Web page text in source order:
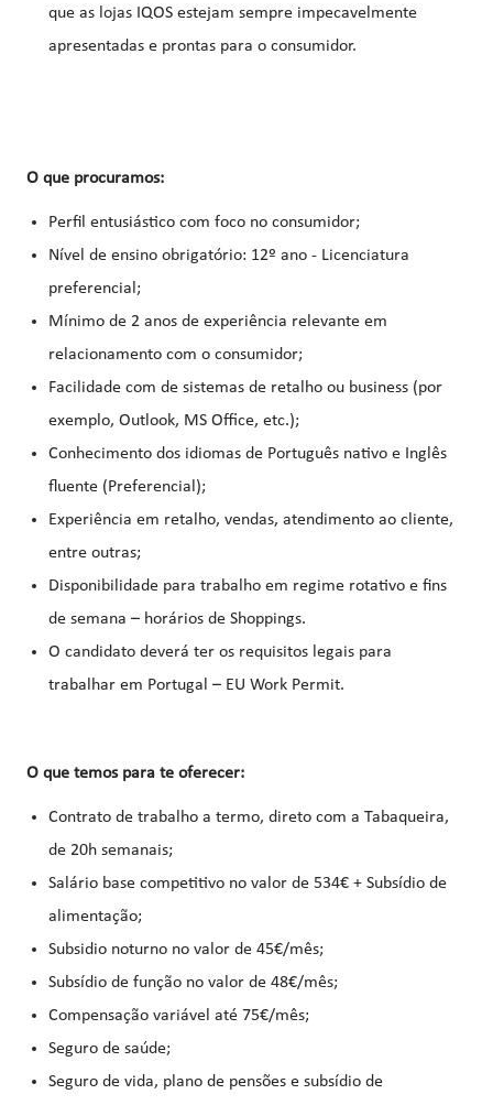
que as lojas IQOS estejam sempre impecavelmente
apresentadas e prontas para o consumidor.
O que procuramos:
Perfil entusiástico com foco no consumidor;
Nível de ensino obrigatório: 12º ano - Licenciatura
preferencial;
Mínimo de 2 anos de experiência relevante em
relacionamento com o consumidor;
Facilidade com de sistemas de retalho ou business (por
exemplo, Outlook, MS Office, etc.);
Conhecimento dos idiomas de Português nativo e Inglês
fluente (Preferencial);
Experiência em retalho, vendas, atendimento ao cliente,
entre outras;
Disponibilidade para trabalho em regime rotativo e fins
de semana – horários de Shoppings.
O candidato deverá ter os requisitos legais para
trabalhar em Portugal – EU Work Permit.
O que temos para te oferecer:
Contrato de trabalho a termo, direto com a Tabaqueira,
de 20h semanais;
Salário base competitivo no valor de 534€ + Subsídio de
alimentação;
Subsidio noturno no valor de 45€/mês;
Subsídio de função no valor de 48€/mês;
Compensação variável até 75€/mês;
Seguro de saúde;
Seguro de vida, plano de pensões e subsídio de